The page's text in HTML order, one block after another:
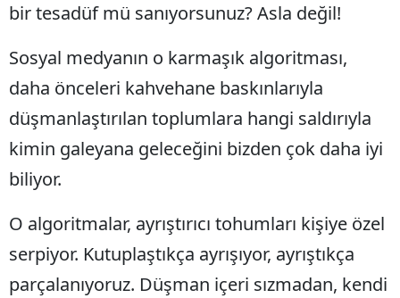
bir tesadüf mü sanıyorsunuz? Asla değil!
Sosyal medyanın o karmaşık algoritması,
daha önceleri kahvehane baskınlarıyla
düşmanlaştırılan toplumlara hangi saldırıyla
kimin galeyana geleceğini bizden çok daha iyi
biliyor.
O algoritmalar, ayrıştırıcı tohumları kişiye özel
serpiyor. Kutuplaştıkça ayrışıyor, ayrıştıkça
parçalanıyoruz. Düşman içeri sızmadan, kendi